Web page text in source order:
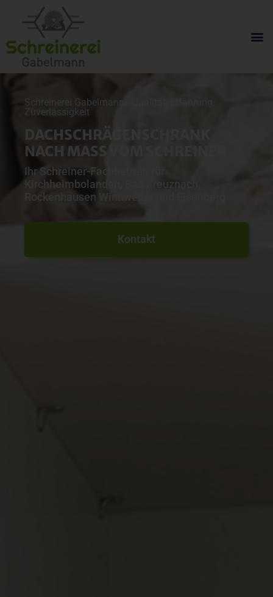
Schreinerei Gabelmann - Qualität, Erfahrung,
Zuverlässigkeit
DACHSCHRÄGENSCHRANK
NACH MASS VOM SCHREINER
Ihr Schreiner-Fachbetrieb für
Kirchheimbolanden, Bad Kreuznach,
Rockenhausen Winnweiler und Eisenberg
Kontakt